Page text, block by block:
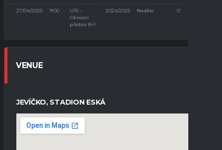
27/04/2025 9:00
U15 –
Okresní
přebor 8+1
2024/2025 Neděle 0'
VENUE
JEVÍČKO, STADION ESKÁ